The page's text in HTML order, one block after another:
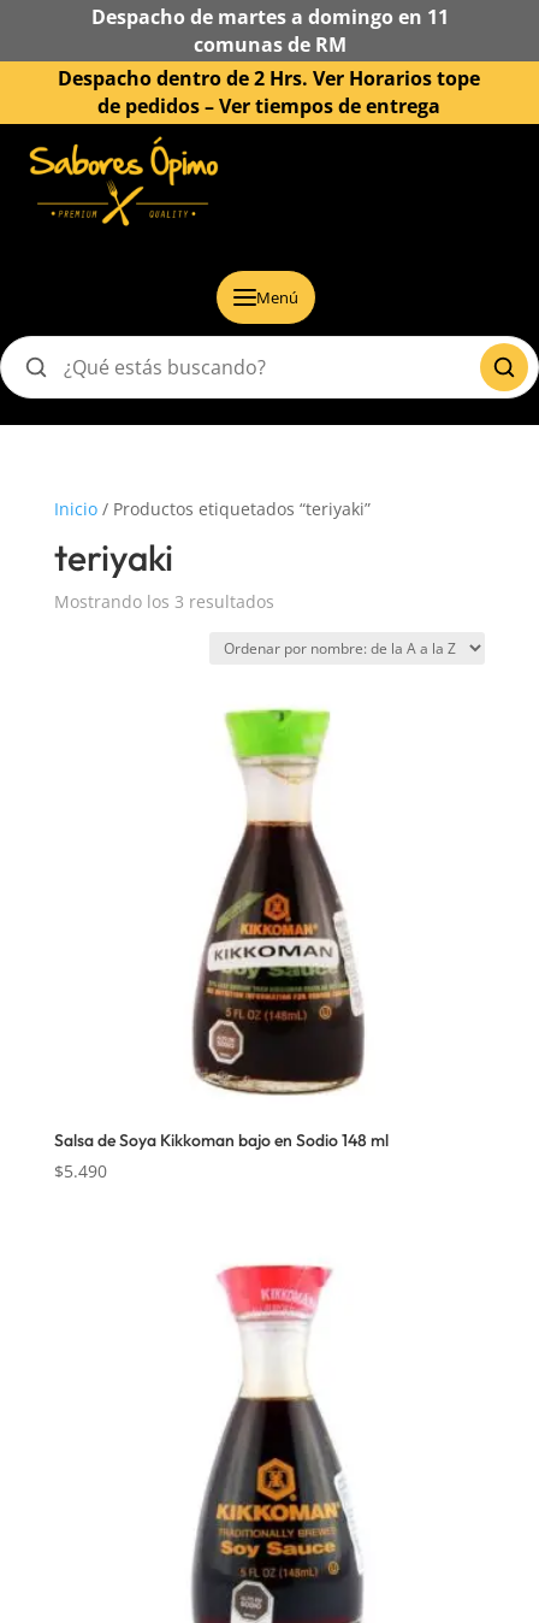
Despacho de martes a domingo en 11
comunas de RM
Despacho dentro de 2 Hrs. Ver Horarios tope
de pedidos –Ver tiempos de entrega
Menú
Buscar
Inicio/ Productos etiquetados “teriyaki”
teriyaki
Mostrando los 3 resultados
Salsa de Soya Kikkoman bajo en Sodio 148 ml
$5.490